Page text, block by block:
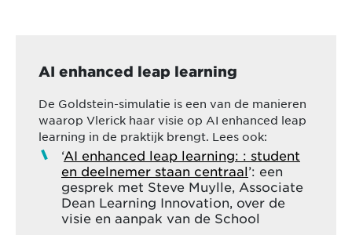
AI enhanced leap learning
De Goldstein-simulatie is een van de manieren
waarop Vlerick haar visie op AI enhanced leap
learning in de praktijk brengt. Lees ook:
‘AI enhanced leap learning: : student
en deelnemer staan centraal’: een
gesprek met Steve Muylle, Associate
Dean Learning Innovation, over de
visie en aanpak van de School